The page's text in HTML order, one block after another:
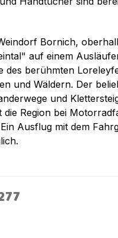
Bornich,
auf einem
des berühmten
und Wäldern. Der
und
Region bei
Ausflug mit dem